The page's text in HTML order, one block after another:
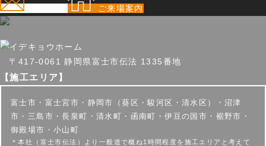
ご来場案内
〒417-0061 静岡県富士市伝法 1335番地
【施工エリア】
富士市・富士宮市・静岡市（葵区・駿河区・清水区）・沼津
市・三島市・長泉町・清水町・函南町・伊豆の国市・裾野市・
御殿場市・小山町
＊本社（富士市伝法）より一般道で概ね1時間程度を施工エリアと考えて